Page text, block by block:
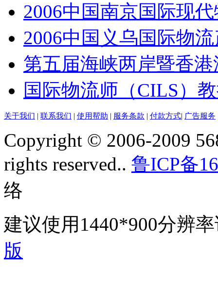
2006中国南京国际现
2006中国义乌国际物
第五届海峡两岸暨香
国际物流师（CILS）
关于我们 | 联系我们 | 使用帮助 | 服务条款 | 付款方式| 广告服务
Copyright © 2006-2009
rights reserved.. 鲁ICP备
络
建议使用1440*900分辨
版